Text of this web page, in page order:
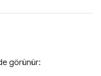
görünür: